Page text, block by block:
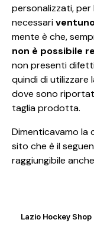
personalizzati,
necessari
mente è che,
non è possibile
non presenti
quindi di utilizzare
dove sono
taglia prodotta.
Dimenticavamo la
sito che è il
raggiungibile
Lazio Hockey Shop